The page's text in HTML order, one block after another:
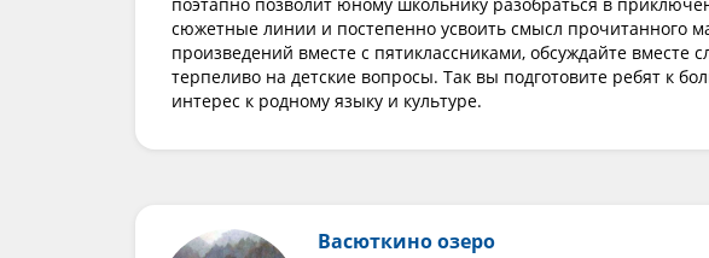
сюжетные линии и постепенно усвоить смысл прочитанного
произведений вместе с пятиклассниками, обсуждайте
терпеливо на детские вопросы. Так вы подготовите ребят к
интерес к родному языку и культуре.
Васюткино озеро